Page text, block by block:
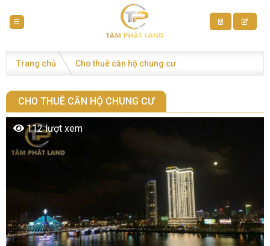
Trang chủ Cho thuê căn hộ chung cư
CHO THUÊ CĂN HỘ CHUNG CƯ
112 lượt xem